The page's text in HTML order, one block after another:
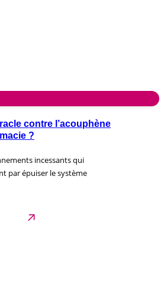
contre l’acouphène
?
incessants qui
par épuiser le système